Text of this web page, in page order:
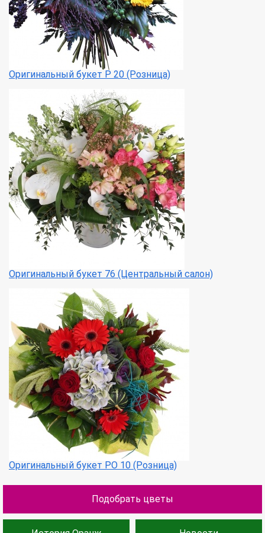
Оригинальный букет Р 20 (Розница)
Оригинальный букет 76 (Центральный салон)
Оригинальный букет РО 10 (Розница)
Подобрать цветы